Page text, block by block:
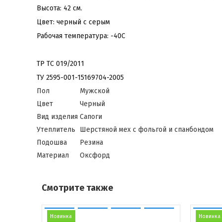
Высота: 42 см.
Цвет: черный с серым
Рабочая температура: -40С
ТР ТС 019/2011
ТУ 2595-001-15169704-2005
Пол
Мужской
Цвет
Черный
Вид изделия Сапоги
Утеплитель
Шерстяной мех с фольгой и спанбондом
Подошва
Резина
Материал
Оксфорд
Смотрите также
Новинка Новинка